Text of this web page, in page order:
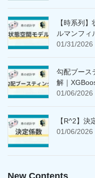
【時系列
ルマンフィ
01/31/2026
勾配ブース
解｜
01/06/2026
【R^2】
01/06/2026